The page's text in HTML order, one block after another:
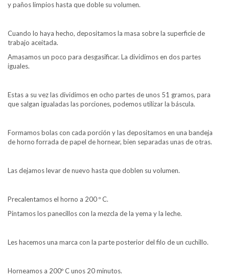
y paños limpios hasta que doble su volumen.
Cuando lo haya hecho, depositamos la masa sobre la superficie de
trabajo aceitada.
Amasamos un poco para desgasificar. La dividimos en dos partes
iguales.
Estas a su vez las dividimos en ocho partes de unos 51 gramos, para
que salgan igualadas las porciones, podemos utilizar la báscula.
Formamos bolas con cada porción y las depositamos en una bandeja
de horno forrada de papel de hornear, bien separadas unas de otras.
Las dejamos levar de nuevo hasta que doblen su volumen.
Precalentamos el horno a 200 º C.
Pintamos los panecillos con la mezcla de la yema y la leche.
Les hacemos una marca con la parte posterior del filo de un cuchillo.
Horneamos a 200º C unos 20 minutos.